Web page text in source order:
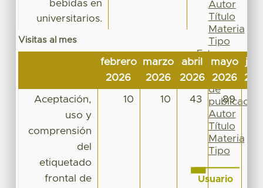
bebidas en
universitarios.
Visitas al mes
febrero
2026
marzo
2026
abril
2026
mayo
2026
Aceptación,
uso y
comprensión
del
etiquetado
frontal de
10 10 43 89
Autor
Título
Materia
Tipo
Esta
colección
Fecha
de
publicación
Autor
Título
Materia
Tipo
Usuario